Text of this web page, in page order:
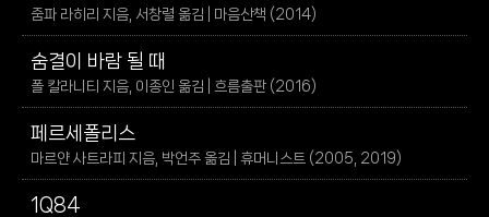
줌파 라히리 지음, 서창렬 옮김 | 마음산책 (2014)
숨결이 바람 될 때
폴 칼라니티 지음, 이종인 옮김 | 흐름출판 (2016)
페르세폴리스
마르얀 사트라피 지음, 박언주 옮김 | 휴머니스트 (2005, 2019)
1Q84